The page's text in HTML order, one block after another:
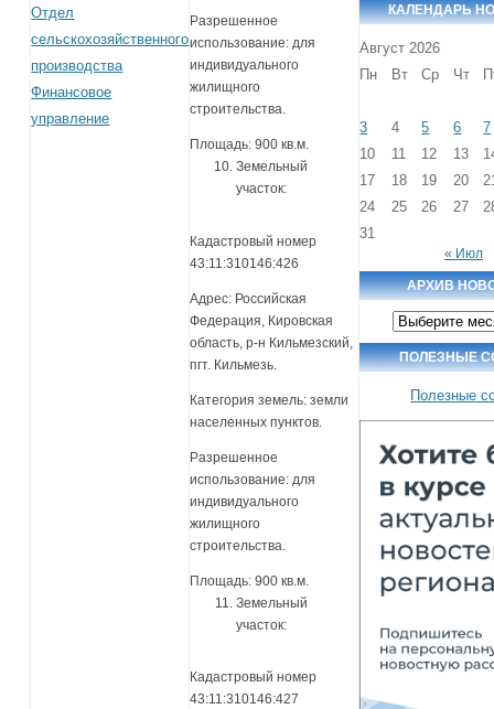
Отдел
сельскохозяйственного
производства
Финансовое
управление
Разрешенное
использование: для
индивидуального
жилищного
строительства.
Площадь: 900 кв.м.
Земельный
участок:
Кадастровый номер
43:11:310146:426
Адрес: Российская
Федерация, Кировская
область, р-н Кильмезский,
пгт. Кильмезь.
Категория земель: земли
населенных пунктов.
Разрешенное
использование: для
индивидуального
жилищного
строительства.
Площадь: 900 кв.м.
Земельный
участок:
Кадастровый номер
43:11:310146:427
КАЛЕНДАРЬ
Август 2026
Пн
Вт Ср Чт
3 4 5 6
7
10
11 12 13
17
18 19 20
24
25 26 27
31
« Июл
АРХИВ
Архив
новостей
ПОЛЕЗНЫЕ
Полезные